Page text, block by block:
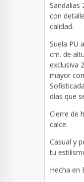
Sandalias
con
calidad.
Suela PU
cm. de
exclusiva
mayor
días que
Cierre de
calce.
Casual y
tu
Hecha en